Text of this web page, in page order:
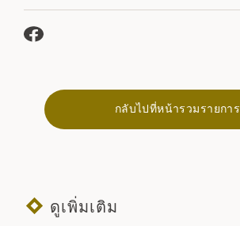
กลับไปที่หน้ารวมรายการ
ดูเพิ่มเติม